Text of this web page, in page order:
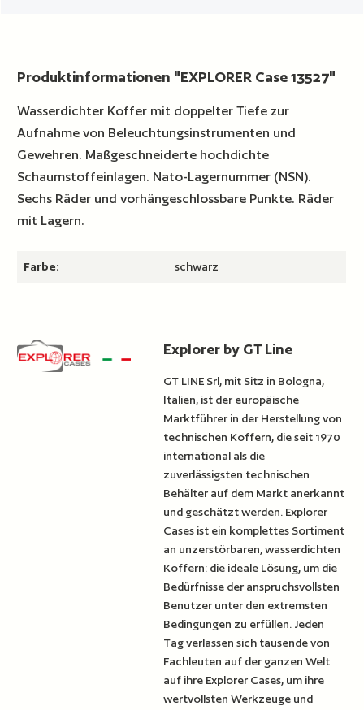
Produktinformationen "EXPLORER Case 13527"
Wasserdichter Koffer mit doppelter Tiefe zur
Aufnahme von Beleuchtungsinstrumenten und
Gewehren. Maßgeschneiderte hochdichte
Schaumstoffeinlagen. Nato-Lagernummer (NSN).
Sechs Räder und vorhängeschlossbare Punkte. Räder
mit Lagern.
Farbe: schwarz
Explorer by GT Line
GT LINE Srl, mit Sitz in Bologna,
Italien, ist der europäische
Marktführer in der Herstellung von
technischen Koffern, die seit 1970
international als die
zuverlässigsten technischen
Behälter auf dem Markt anerkannt
und geschätzt werden. Explorer
Cases ist ein komplettes Sortiment
an unzerstörbaren, wasserdichten
Koffern: die ideale Lösung, um die
Bedürfnisse der anspruchsvollsten
Benutzer unter den extremsten
Bedingungen zu erfüllen. Jeden
Tag verlassen sich tausende von
Fachleuten auf der ganzen Welt
auf ihre Explorer Cases, um ihre
wertvollsten Werkzeuge und